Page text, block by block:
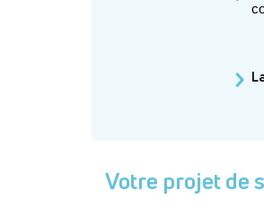
Votre projet de